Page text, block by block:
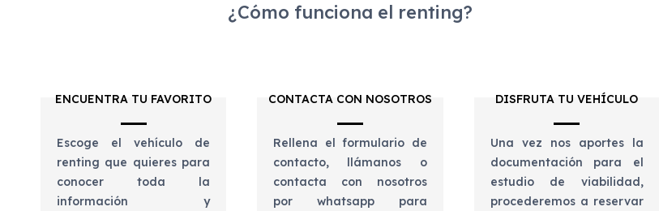
¿Cómo funciona el renting?
ENCUENTRA TU FAVORITO
Escoge el vehículo de
renting que quieres para
conocer toda la
información y
CONTACTA CON NOSOTROS
Rellena el formulario de
contacto, llámanos o
contacta con nosotros
por whatsapp para
DISFRUTA TU VEHÍCULO
Una vez nos aportes la
documentación para el
estudio de viabilidad,
procederemos a reservar